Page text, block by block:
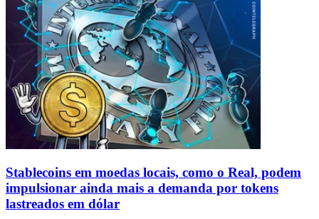
Stablecoins ​​em moedas locais, como o Real, podem
impulsionar ainda mais a demanda por tokens
lastreados em dólar